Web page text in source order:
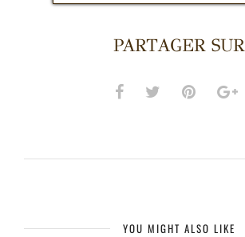
PARTAGER SUR
YOU MIGHT ALSO LIKE